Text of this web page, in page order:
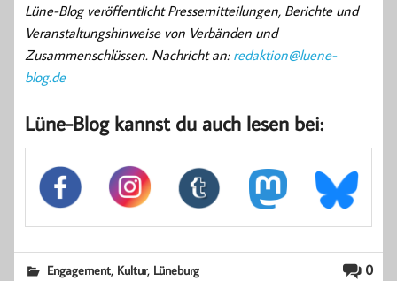
Lüne-Blog veröffentlicht Pressemitteilungen, Berichte und
Veranstaltungshinweise von Verbänden und
Zusammenschlüssen. Nachricht an: redaktion@luene-
blog.de
Lüne-Blog kannst du auch lesen bei:
0
Engagement, Kultur, Lüneburg